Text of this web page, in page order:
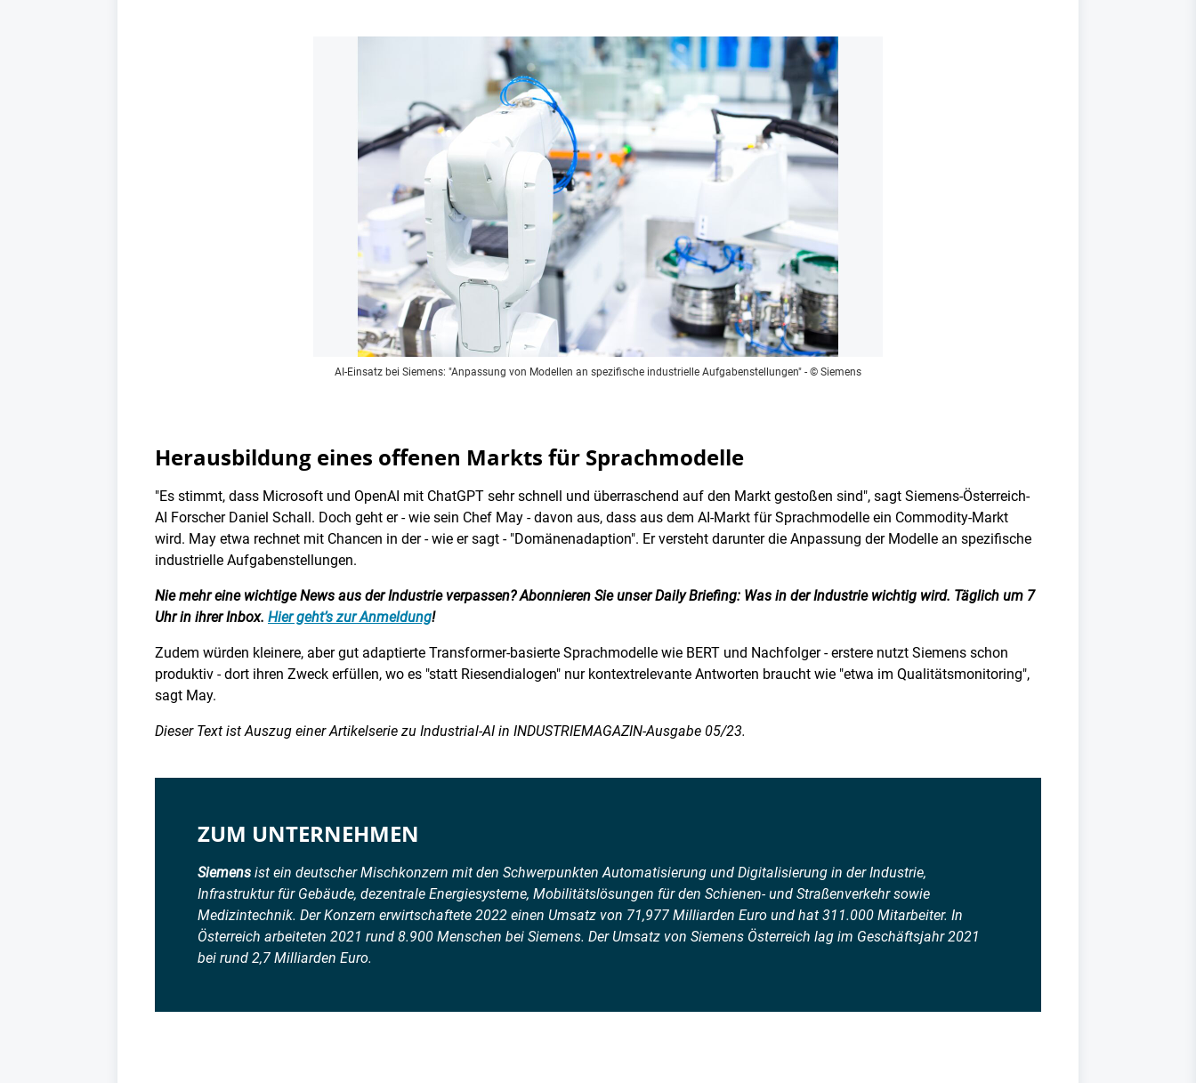
AI-Einsatz bei Siemens: "Anpassung von Modellen an spezifische industrielle Aufgabenstellungen" - © Siemens
Herausbildung eines offenen Markts für Sprachmodelle
"Es stimmt, dass Microsoft und OpenAI mit ChatGPT sehr schnell und überraschend auf den Markt gestoßen sind", sagt Siemens-Österreich-
AI Forscher Daniel Schall. Doch geht er - wie sein Chef May - davon aus, dass aus dem AI-Markt für Sprachmodelle ein Commodity-Markt
wird. May etwa rechnet mit Chancen in der - wie er sagt - "Domänenadaption". Er versteht darunter die Anpassung der Modelle an spezifische
industrielle Aufgabenstellungen.
Nie mehr eine wichtige News aus der Industrie verpassen? Abonnieren Sie unser Daily Briefing: Was in der Industrie wichtig wird. Täglich um 7
Uhr in ihrer Inbox. Hier geht’s zur Anmeldung!
Zudem würden kleinere, aber gut adaptierte Transformer-basierte Sprachmodelle wie BERT und Nachfolger - erstere nutzt Siemens schon
produktiv - dort ihren Zweck erfüllen, wo es "statt Riesendialogen" nur kontextrelevante Antworten braucht wie "etwa im Qualitätsmonitoring",
sagt May.
Dieser Text ist Auszug einer Artikelserie zu Industrial-AI in INDUSTRIEMAGAZIN-Ausgabe 05/23.
ZUM UNTERNEHMEN
Siemens ist ein deutscher Mischkonzern mit den Schwerpunkten Automatisierung und Digitalisierung in der Industrie,
Infrastruktur für Gebäude, dezentrale Energiesysteme, Mobilitätslösungen für den Schienen- und Straßenverkehr sowie
Medizintechnik. Der Konzern erwirtschaftete 2022 einen Umsatz von 71,977 Milliarden Euro und hat 311.000 Mitarbeiter. In
Österreich arbeiteten 2021 rund 8.900 Menschen bei Siemens. Der Umsatz von Siemens Österreich lag im Geschäftsjahr 2021
bei rund 2,7 Milliarden Euro.